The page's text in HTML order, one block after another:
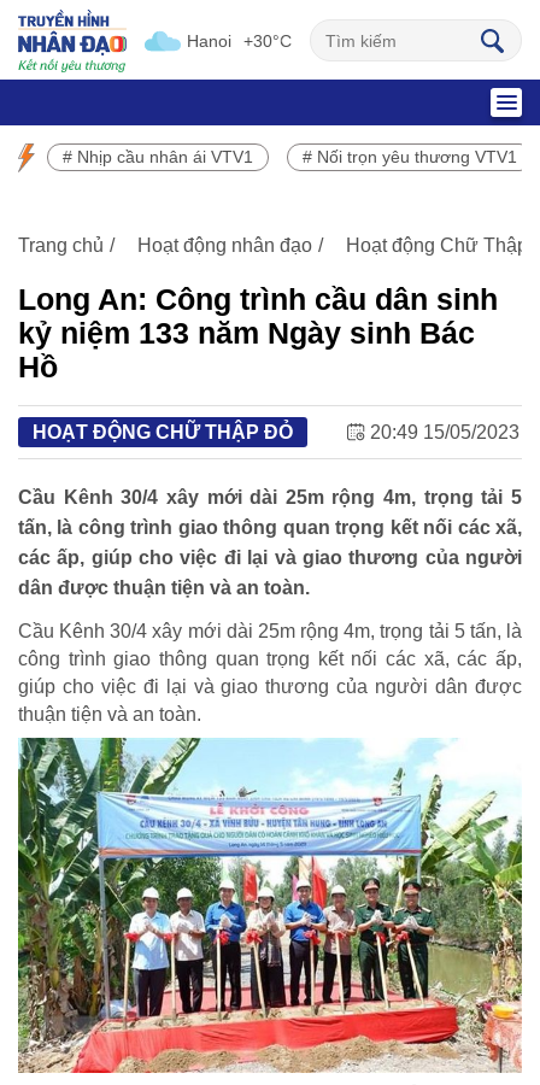
Hanoi +30°C
SỰ KIỆN NỔI BẬT
HOẠT ĐỘNG NHÂN ĐẠO
Hoạt động Chữ Thập đỏ
Hoạt động nhân đạo cả nước
# Nhịp cầu nhân ái VTV1 # Nối trọn yêu thương VTV1
Trang chủ Hoạt động nhân đạo Hoạt động Chữ Thập
Long An: Công trình cầu dân sinh
kỷ niệm 133 năm Ngày sinh Bác
Hồ
HOẠT ĐỘNG CHỮ THẬP ĐỎ 20:49 15/05/2023
Cầu Kênh 30/4 xây mới dài 25m rộng 4m, trọng tải 5
tấn, là công trình giao thông quan trọng kết nối các xã,
các ấp, giúp cho việc đi lại và giao thương của người
dân được thuận tiện và an toàn.
Cầu Kênh 30/4 xây mới dài 25m rộng 4m, trọng tải 5 tấn, là
công trình giao thông quan trọng kết nối các xã, các ấp,
giúp cho việc đi lại và giao thương của người dân được
thuận tiện và an toàn.